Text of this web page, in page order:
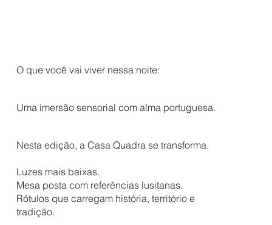
O que você vai viver nessa noite:
Uma imersão sensorial com alma portuguesa.
Nesta edição, a Casa Quadra se transforma.
Luzes mais baixas.
Mesa posta com referências lusitanas.
Rótulos que carregam história, território e
tradição.